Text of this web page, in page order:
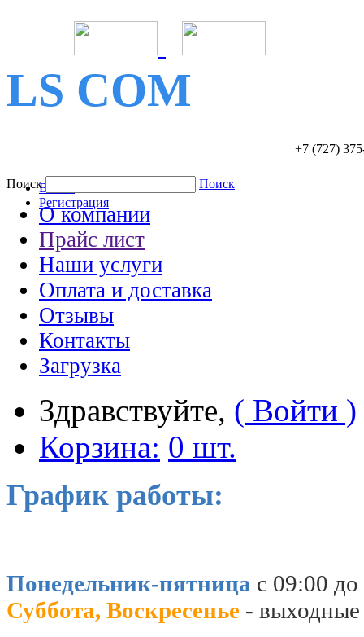
LS COM
+7 (727)
Войти
Регистрация
Поиск Поиск
О компании
Прайс лист
Наши услуги
Оплата и доставка
Отзывы
Контакты
Загрузка
Здравствуйте, ( Войти )
Корзина: 0 шт.
График работы:
Понедельник-пятница с 09:00
Суббота, Воскресенье - выходные